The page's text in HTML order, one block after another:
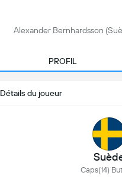
Alexander Bernhardsson
PROFIL
Détails du joueur
Caps(14)